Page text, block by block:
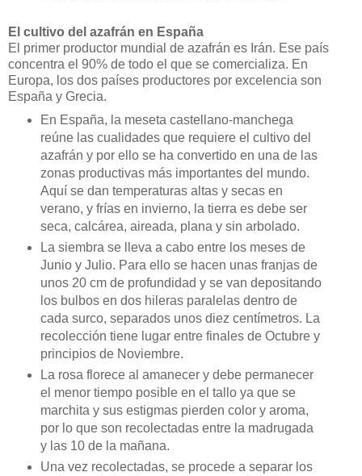
El cultivo del azafrán en España
El primer productor mundial de azafrán es Irán. Ese país
concentra el 90% de todo el que se comercializa. En
Europa, los dos países productores por excelencia son
España y Grecia.
En España, la meseta castellano‐manchega
reúne las cualidades que requiere el cultivo del
azafrán y por ello se ha convertido en una de las
zonas productivas más importantes del mundo.
Aquí se dan temperaturas altas y secas en
verano, y frías en invierno, la tierra es debe ser
seca, calcárea, aireada, plana y sin arbolado.
La siembra se lleva a cabo entre los meses de
Junio y Julio. Para ello se hacen unas franjas de
unos 20 cm de profundidad y se van depositando
los bulbos en dos hileras paralelas dentro de
cada surco, separados unos diez centímetros. La
recolección tiene lugar entre finales de Octubre y
principios de Noviembre.
La rosa florece al amanecer y debe permanecer
el menor tiempo posible en el tallo ya que se
marchita y sus estigmas pierden color y aroma,
por lo que son recolectadas entre la madrugada
y las 10 de la mañana.
Una vez recolectadas, se procede a separar los